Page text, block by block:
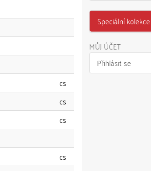
cs
cs
cs
cs
Speciální kolekce
MŮJ ÚČET
Přihlásit se